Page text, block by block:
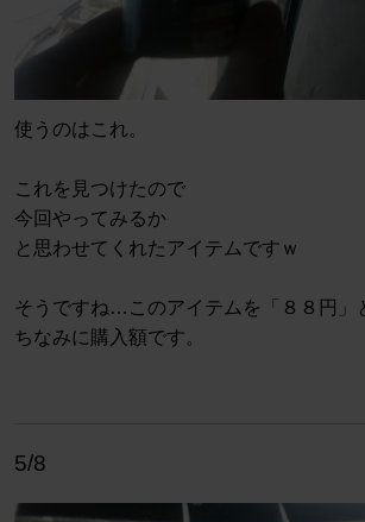
使うのはこれ。
これを見つけたので
今回やってみるか
と思わせてくれたアイテムですｗ
そうですね…このアイテムを「８８円」
ちなみに購入額です。
5/8